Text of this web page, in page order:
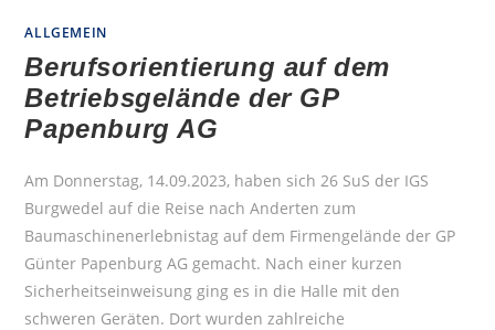
ALLGEMEIN
Berufsorientierung auf dem
Betriebsgelände der GP
Papenburg AG
Am Donnerstag, 14.09.2023, haben sich 26 SuS der IGS
Burgwedel auf die Reise nach Anderten zum
Baumaschinenerlebnistag auf dem Firmengelände der GP
Günter Papenburg AG gemacht. Nach einer kurzen
Sicherheitseinweisung ging es in die Halle mit den
schweren Geräten. Dort wurden zahlreiche